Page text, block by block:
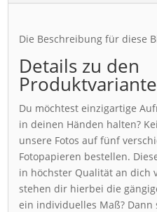
Die Beschreibung für diese
Details zu den
Du möchtest einzigartige
in deinen Händen halten?
unsere Fotos auf fünf
Fotopapieren bestellen.
in höchster Qualität an dich
stehen dir hierbei die
ein individuelles Maß?